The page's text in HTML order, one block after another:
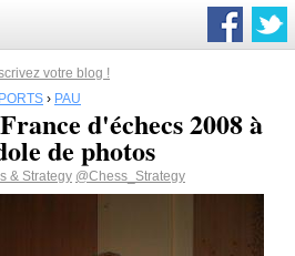
votre blog !
› PAU
d'échecs 2008 à
de photos
& Strategy @Chess_Strategy